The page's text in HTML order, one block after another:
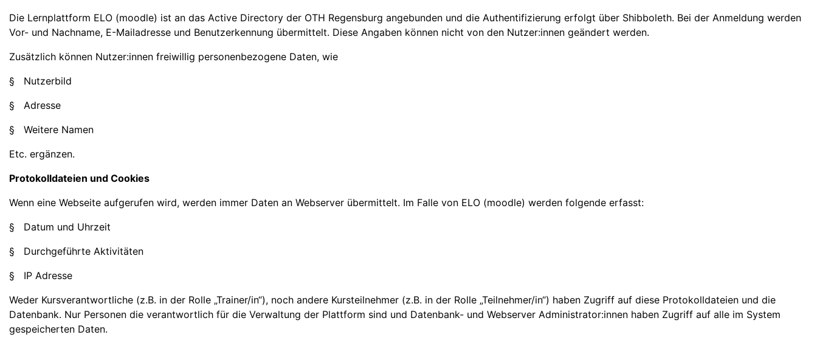
Die Lernplattform ELO (moodle) ist an das Active Directory der OTH Regensburg angebunden und die Authentifizierung erfolgt über Shibboleth. Bei der Anmeldung werden
Vor- und Nachname, E-Mailadresse und Benutzerkennung übermittelt. Diese Angaben können nicht von den Nutzer:innen geändert werden.
Zusätzlich können Nutzer:innen freiwillig personenbezogene Daten, wie
§ Nutzerbild
§ Adresse
§ Weitere Namen
Etc. ergänzen.
Protokolldateien und Cookies
Wenn eine Webseite aufgerufen wird, werden immer Daten an Webserver übermittelt. Im Falle von ELO (moodle) werden folgende erfasst:
§ Datum und Uhrzeit
§ Durchgeführte Aktivitäten
§ IP Adresse
Weder Kursverantwortliche (z.B. in der Rolle „Trainer/in“), noch andere Kursteilnehmer (z.B. in der Rolle „Teilnehmer/in“) haben Zugriff auf diese Protokolldateien und die
Datenbank. Nur Personen die verantwortlich für die Verwaltung der Plattform sind und Datenbank- und Webserver Administrator:innen haben Zugriff auf alle im System
gespeicherten Daten.